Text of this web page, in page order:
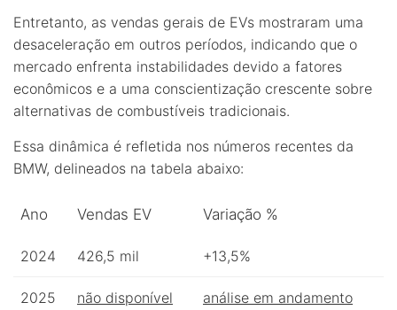
Entretanto, as vendas gerais de EVs mostraram uma
desaceleração em outros períodos, indicando que o
mercado enfrenta instabilidades devido a fatores
econômicos e a uma conscientização crescente sobre
alternativas de combustíveis tradicionais.
Essa dinâmica é refletida nos números recentes da
BMW, delineados na tabela abaixo:
Ano Vendas EV Variação %
2024 426,5 mil +13,5%
2025 não disponível
análise em andamento